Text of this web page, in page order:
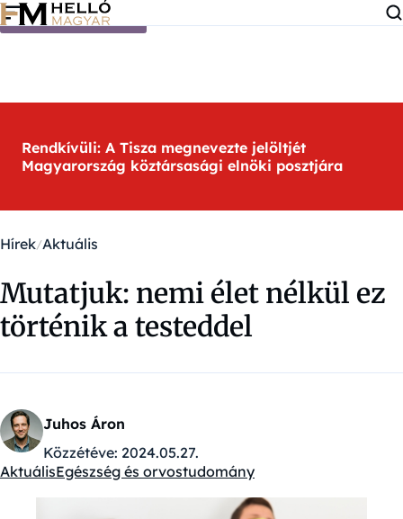
Ugrás a tartalomra
Rendkívüli: A Tisza megnevezte jelöltjét
Magyarország köztársasági elnöki posztjára
Hírek Aktuális
Mutatjuk: nemi élet nélkül ez
történik a testeddel
Juhos Áron
Közzétéve: 2024.05.27.
Kategóriák:
AktuálisEgészség és orvostudomány